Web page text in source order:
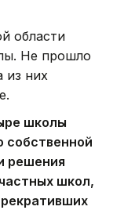
области
Не прошло
из них
школы
собственной
решения
школ,